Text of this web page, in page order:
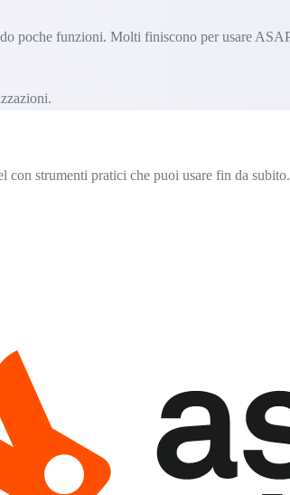
poche funzioni. Molti finiscono per usare
con strumenti pratici che puoi usare fin da subito.